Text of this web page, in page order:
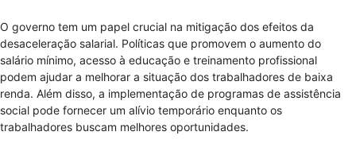
O governo tem um papel crucial na mitigação dos efeitos da
desaceleração salarial. Políticas que promovem o aumento do
salário mínimo, acesso à educação e treinamento profissional
podem ajudar a melhorar a situação dos trabalhadores de baixa
renda. Além disso, a implementação de programas de assistência
social pode fornecer um alívio temporário enquanto os
trabalhadores buscam melhores oportunidades.